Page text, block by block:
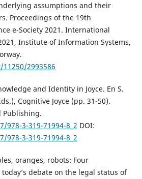
assumptions and their
Proceedings of the 19th
e-Society 2021. International
Institute of Information Systems,
2993586
and Identity in Joyce. En S.
Cognitive Joyce (pp. 31-50).
3-319-71994-8_2 DOI:
3-319-71994-8_2
oranges, robots: Four
debate on the legal status of